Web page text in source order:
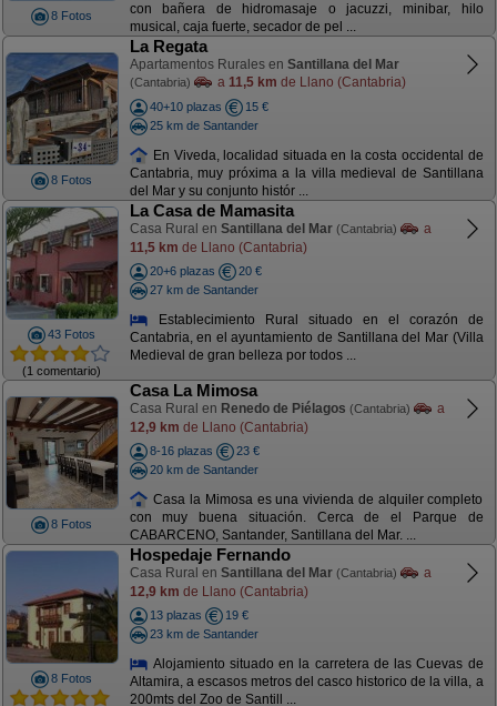
8 Fotos
con bañera de hidromasaje o jacuzzi, minibar, hilo
musical, caja fuerte, secador de pel ...
8 Fotos
La Regata
Apartamentos Rurales en Santillana del Mar
(Cantabria) a 11,5 km de Llano (Cantabria)
40+10 plazas
15 €
25 km de Santander
En Viveda, localidad situada en la costa occidental de
Cantabria, muy próxima a la villa medieval de Santillana
del Mar y su conjunto histór ...
43 Fotos
(1 comentario)
La Casa de Mamasita
Casa Rural en Santillana del Mar (Cantabria)
a
11,5 km de Llano (Cantabria)
20+6 plazas
20 €
27 km de Santander
Establecimiento Rural situado en el corazón de
Cantabria, en el ayuntamiento de Santillana del Mar (Villa
Medieval de gran belleza por todos ...
8 Fotos
Casa La Mimosa
Casa Rural en Renedo de Piélagos (Cantabria)
a
12,9 km de Llano (Cantabria)
8-16 plazas
23 €
20 km de Santander
Casa la Mimosa es una vivienda de alquiler completo
con muy buena situación. Cerca de el Parque de
CABARCENO, Santander, Santillana del Mar. ...
8 Fotos
Hospedaje Fernando
Casa Rural en Santillana del Mar (Cantabria)
a
12,9 km de Llano (Cantabria)
13 plazas
19 €
23 km de Santander
Alojamiento situado en la carretera de las Cuevas de
Altamira, a escasos metros del casco historico de la villa, a
200mts del Zoo de Santill ...